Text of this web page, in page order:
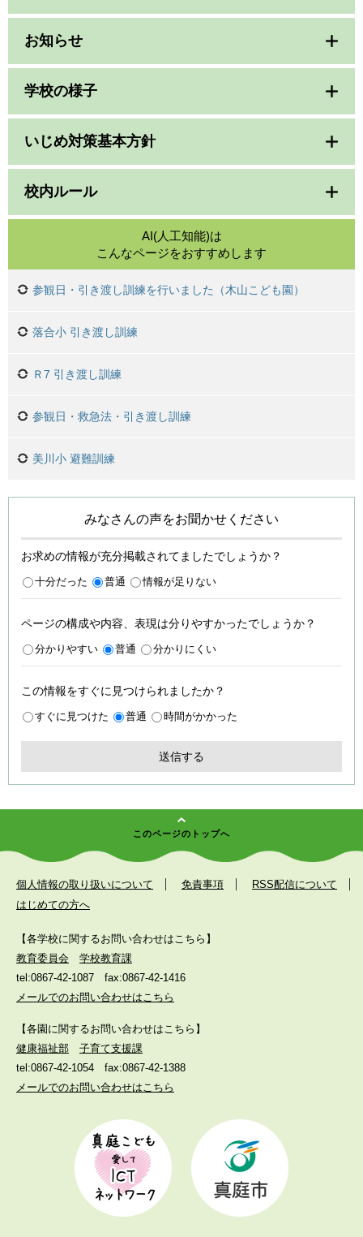
お知らせ
学校の様子
いじめ対策基本方針
校内ルール
AI(人工知能)は
こんなページをおすすめします
参観日・引き渡し訓練を行いました（木山こども園）
落合小 引き渡し訓練
Ｒ7 引き渡し訓練
参観日・救急法・引き渡し訓練
美川小 避難訓練
みなさんの声をお聞かせください
お求めの情報が充分掲載されてましたでしょうか？
十分だった 普通 情報が足りない
ページの構成や内容、表現は分りやすかったでしょうか？
分かりやすい 普通 分かりにくい
この情報をすぐに見つけられましたか？
すぐに見つけた 普通 時間がかかった
このページのトップへ
個人情報の取り扱いについて 免責事項
RSS配信について
はじめての方へ
【各学校に関するお問い合わせはこちら】
教育委員会
学校教育課
tel:0867-42-1087
fax:0867-42-1416
メールでのお問い合わせはこちら
【各園に関するお問い合わせはこちら】
健康福祉部
子育て支援課
tel:0867-42-1054
fax:0867-42-1388
メールでのお問い合わせはこちら